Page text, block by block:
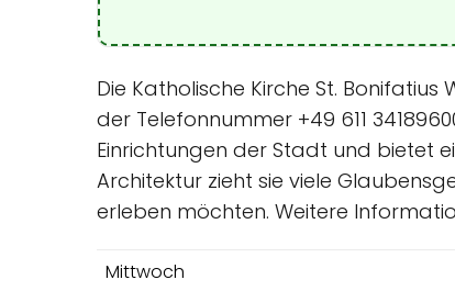
Die Katholische Kirche St.
der Telefonnummer +49 611
Einrichtungen der Stadt und bietet
Architektur zieht sie viele
erleben möchten. Weitere
Mittwoch